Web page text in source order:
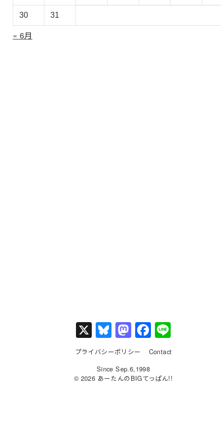
30 31
« 6月
X Bl
u
e
s
M
a
st
o
F
a
c
e
プライバシーポリシー
Contact
Since Sep.6,1998
© 2026 あーたんのBIGてっぱん!!